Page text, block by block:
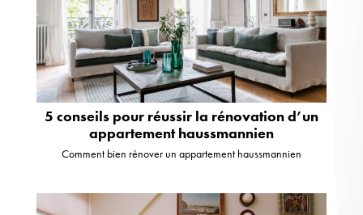
5 conseils pour réussir la rénovation d’un
appartement haussmannien
Comment bien rénover un appartement haussmannien